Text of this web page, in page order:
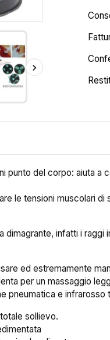
del corpo: aiuta a
le tensioni muscolari
infatti i
ed estremamente
per un massaggio
pneumatica e
sollievo.